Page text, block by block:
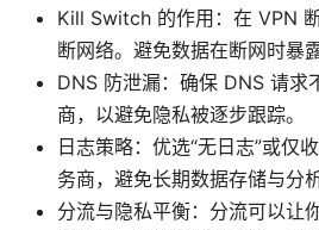
Kill Switch 的作用：在 VPN
断网络。避免数据在断网时暴
DNS 防泄漏：确保 DNS 请求
商，以避免隐私被逐步跟踪。
日志策略：优选“无日志”或仅
务商，避免长期数据存储与分析
分流与隐私平衡：分流可以让